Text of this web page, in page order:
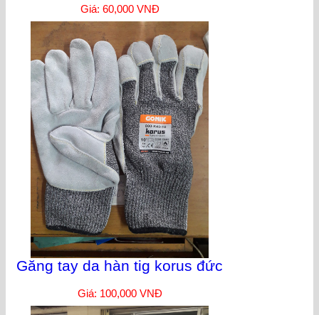
Giá: 60,000 VNĐ
Găng tay da hàn tig korus đức
Giá: 100,000 VNĐ